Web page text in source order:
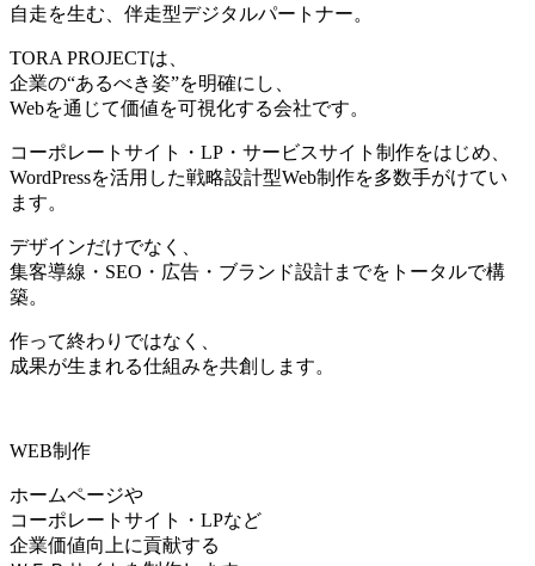
自走を生む、伴走型デジタルパートナー。
TORA PROJECTは、
企業の“あるべき姿”を明確にし、
Webを通じて価値を可視化する会社です。
コーポレートサイト・LP・サービスサイト制作をはじめ、
WordPressを活用した戦略設計型Web制作を多数手がけてい
ます。
デザインだけでなく、
集客導線・SEO・広告・ブランド設計までをトータルで構
築。
作って終わりではなく、
成果が生まれる仕組みを共創します。
WEB制作
ホームページや
コーポレートサイト・LPなど
企業価値向上に貢献する